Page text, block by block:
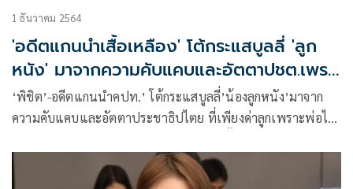
1 ธันวาคม 2564
'อดีตแกนนำเสื้อเหลือง' โต้กระแสบูลลี่ 'ลูก
หนัง' มาจากความคับแคบและอัตตาปชต.เพราะ
พ่อไล่รัฐบาลโคตรโกง
‘พิชิต’-อดีตแกนนำคปท.’ โต้กระแสบูลลี่’น้องลูกหนัง’มาจาก
ความคับแคบและอัตตาประชาธิปไตย ที่เพียงด่าลูกเพราะพ่อไล่
รัฐประหาร เอามาเปรียบแกนนำ3นิ้วไม่ได้